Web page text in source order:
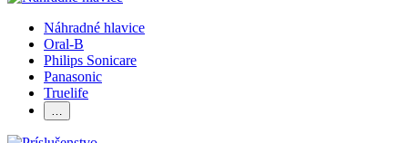
Náhradné hlavice
Oral-B
Philips Sonicare
Panasonic
Truelife
…